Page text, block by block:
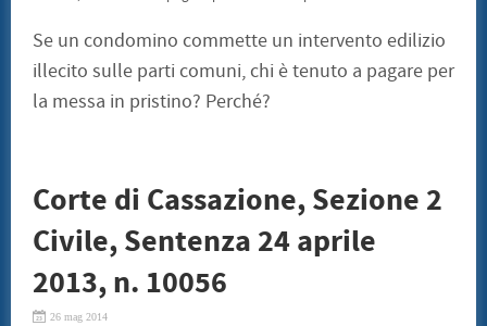
Se un condomino commette un intervento edilizio
illecito sulle parti comuni, chi è tenuto a pagare per
la messa in pristino? Perché?
Corte di Cassazione, Sezione 2
Civile, Sentenza 24 aprile
2013, n. 10056
26 mag 2014